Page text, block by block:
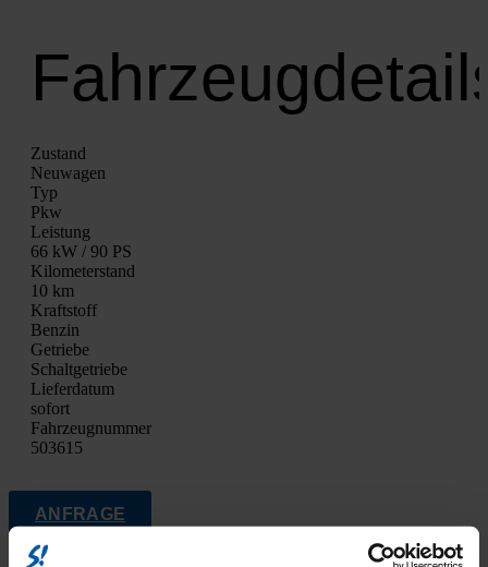
Zustand
Neu­wa­gen
Typ
Pkw
Leis­tung
66 kW / 90 PS
Kilo­me­ter­stand
10 km
Kraft­stoff
Ben­zin
Getrie­be
Schalt­ge­trie­be
Lie­fer­da­tum
sofort
Fahrzeugnummer
503615
ANFRAGE
Teilen
anrufen